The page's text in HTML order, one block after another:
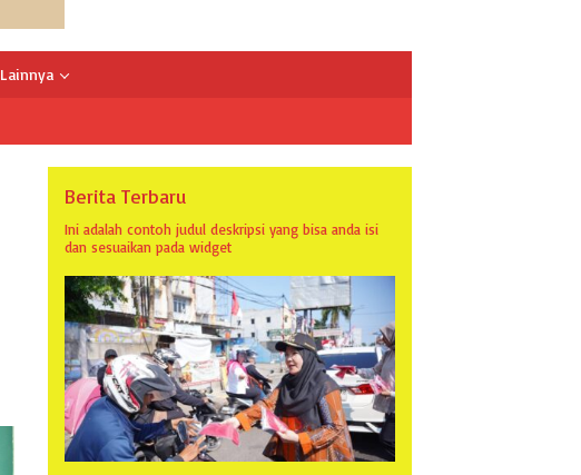
Lainnya
Berita Terbaru
Ini adalah contoh judul deskripsi yang bisa anda isi
dan sesuaikan pada widget